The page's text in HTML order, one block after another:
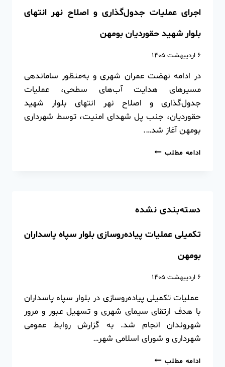
اجرای عملیات جدول‌گذاری و اصلاح نهر انتهای
بلوار شهید حقوردیان بومهن
۶ اردیبهشت ۱۴۰۵
در ادامه نهضت عمران شهری و به‌منظور ساماندهی
مسیرهای هدایت آب‌های سطحی، عملیات
جدول‌گذاری و اصلاح نهر انتهای بلوار شهید
حقوردیان، جنب پل شهدای امنیت، توسط شهرداری
بومهن آغاز شد….
ادامه مطلب
دسته‌بندی نشده
تکمیلی عملیات پیاده‌روسازی بلوار سپاه پاسداران
بومهن
۶ اردیبهشت ۱۴۰۵
️ عملیات تکمیلی پیاده‌روسازی در بلوار سپاه پاسداران
با هدف ارتقای سیمای شهری و تسهیل عبور و مرور
شهروندان انجام شد. ️به گزارش روابط عمومی
شهرداری و شورای اسلامی شهر…
ادامه مطلب